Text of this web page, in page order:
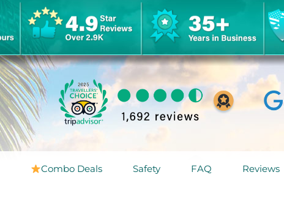
Combo Deals Safety FAQ Reviews